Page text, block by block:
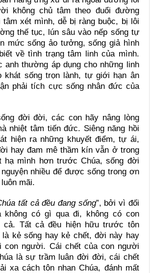
không chủ tâm theo đuổi đường
xét mình, dễ bị ràng buộc, bị lôi
thế tục, lún sâu vào nếp sống tự
mức sống ảo tưởng, sống giả hình
về tình trạng tâm linh của mình.
anh thường áp dụng cho những linh
khát sống trọn lành, tự giới hạn ân
phải tích cực sống nhân đức của
đời đời, các con hãy nâng lòng
nhiệt tâm tiến đức. Siêng năng hồi
hiện ra những khuyết điểm, tự ái,
hay đam mê thầm kín vẫn ở trong
hạ mình hơn trước Chúa, sống đời
nhiều để được sống trong ơn
mãi.
tất cả đều đang sống”, bởi vì đối
không có gì qua đi, không có con
cả. Tất cả đều hiện hữu trước tôn
là kẻ sống hay kẻ chết, đời này hay
con người. Cái chết của con người
là sự trầm luân đời đời, cái chết
xa cách tôn nhan Chúa, đánh mất